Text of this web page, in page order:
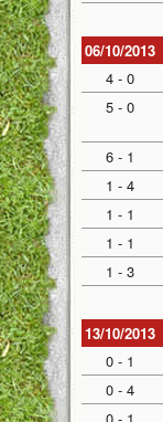
06/10/2013
4 - 0
5 - 0
6 - 1
1 - 4
1 - 1
1 - 1
1 - 3
13/10/2013
0 - 1
0 - 4
0 - 1